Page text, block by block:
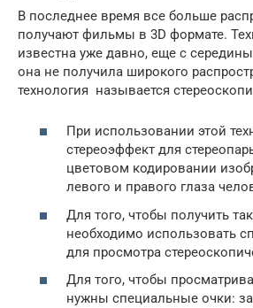
В последнее время все больше
получают фильмы в 3D формате.
известна уже давно, еще с
она не получила широкого
технология называется
При использовании этой
стереоэффект для
цветовом кодировании
левого и правого глаза
Для того, чтобы получить
необходимо использовать
для просмотра
Для того, чтобы
нужны специальные очки: